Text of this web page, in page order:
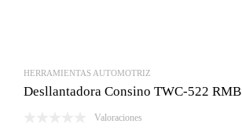
HERRAMIENTAS AUTOMOTRIZ
Desllantadora Consino TWC-522 RMB
Valoraciones